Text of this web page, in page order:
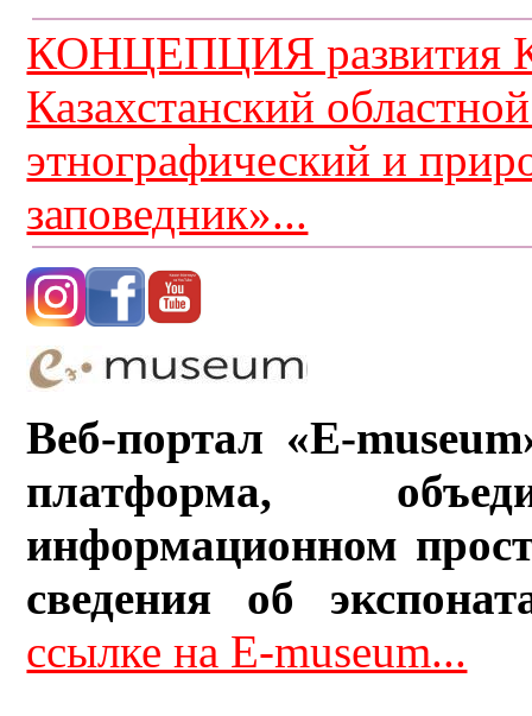
КОНЦЕПЦИЯ развития
Казахстанский
этнографический и
заповедник»...
Веб-портал «E-
платформа,
информационном
сведения об
ссылке на E-museum...